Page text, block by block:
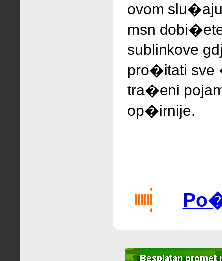
ovom
msn
sublinkove
pro�itati sve
tra�eni
op�irnije.